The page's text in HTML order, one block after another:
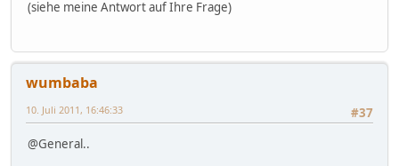
(siehe meine Antwort auf Ihre Frage)
wumbaba
#37
10. Juli 2011, 16:46:33
@General..